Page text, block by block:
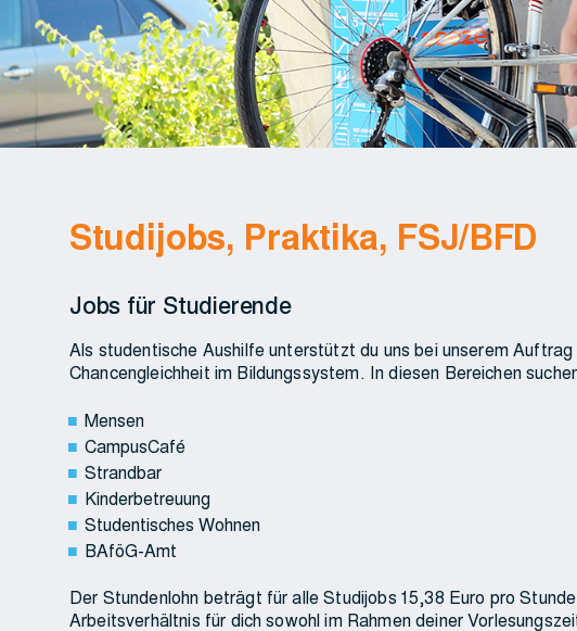
Studijobs, Praktika, FSJ/BFD
Jobs für Studierende
Als studentische Aushilfe unterstützt du uns bei unserem Auftrag
Chancengleichheit im Bildungssystem. In diesen Bereichen
Mensen
CampusCafé
Strandbar
Kinderbetreuung
Studentisches Wohnen
BAföG-Amt
Der Stundenlohn beträgt für alle Studijobs 15,38 Euro pro
Arbeitsverhältnis für dich sowohl im Rahmen deiner